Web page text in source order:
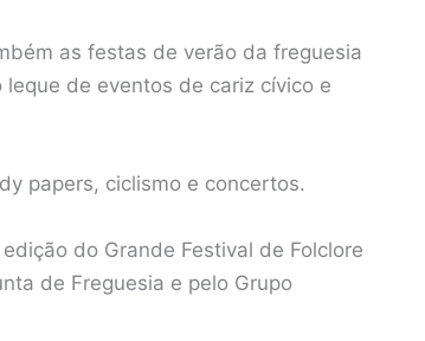
as festas de verão da freguesia
de eventos de cariz cívico e
papers, ciclismo e concertos.
do Grande Festival de Folclore
de Freguesia e pelo Grupo